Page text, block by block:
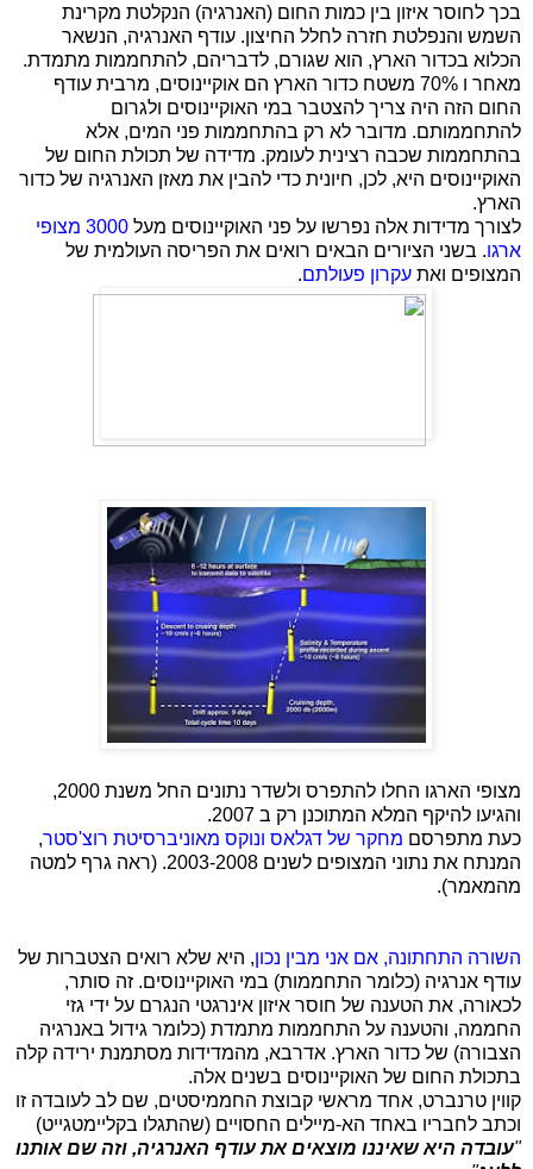
בכך לחוסר איזון בין כמות החום (האנרגיה) הנקלטת מקרינת
השמש והנפלטת חזרה לחלל החיצון. עודף האנרגיה, הנשאר
הכלוא בכדור הארץ, הוא שגורם, לדבריהם, להתחממות מתמדת.
מאחר ו 70% משטח כדור הארץ הם אוקיינוסים, מרבית עודף
החום הזה היה צריך להצטבר במי האוקיינוסים ולגרום
להתחממותם. מדובר לא רק בהתחממות פני המים, אלא
בהתחממות שכבה רצינית לעומק. מדידה של תכולת החום של
האוקיינוסים היא, לכן, חיונית כדי להבין את מאזן האנרגיה של כדור
הארץ.
לצורך מדידות אלה נפרשו על פני האוקיינוסים מעל
3000 מצופי
ארגו. בשני הציורים הבאים רואים את הפריסה העולמית של
המצופים ואת עקרון פעולתם.
מצופי הארגו החלו להתפרס ולשדר נתונים החל משנת 2000,
והגיעו להיקף המלא המתוכנן רק ב 2007.
כעת מתפרסם מחקר של דגלאס ונוקס מאוניברסיטת רוצ'סטר,
המנתח את נתוני המצופים לשנים 2003-2008. (ראה גרף למטה
מהמאמר).
השורה התחתונה, אם אני מבין נכון, היא שלא רואים הצטברות של
עודף אנרגיה (כלומר התחממות) במי האוקיינוסים. זה סותר,
לכאורה, את הטענה של חוסר איזון אינרגטי הנגרם על ידי גזי
החממה, והטענה על התחממות מתמדת (כלומר גידול באנרגיה
הצבורה) של כדור הארץ. אדרבא, מהמדידות מסתמנת ירידה קלה
בתכולת החום של האוקיינוסים בשנים אלה.
קווין טרנברט, אחד מראשי קבוצת החממיסטים, שם לב לעובדה זו
וכתב לחבריו באחד הא-מיילים החסויים (שהתגלו בקליימטגייט)
"עובדה היא שאיננו מוצאים את עודף האנרגיה, וזה שם אותנו